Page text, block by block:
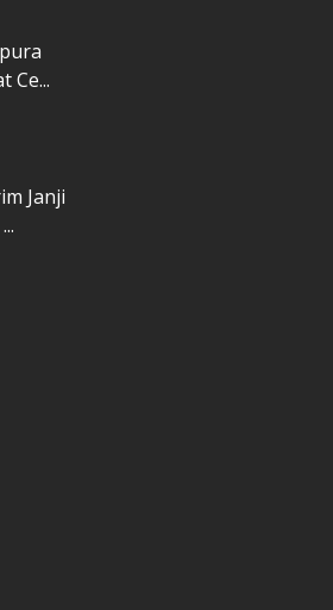
Ce...
Janji